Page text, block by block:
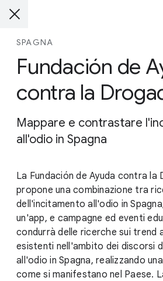
SPAGNA
Fundación de
contra la
Mappare e contrastare
all'odio in Spagna
La Fundación de Ayuda contra la
propone una combinazione tra
dell'incitamento all'odio in
un'app, e campagne ed eventi
condurrà delle ricerche sui trend
esistenti nell'ambito dei discorsi
all'odio in Spagna, realizzando
come si manifestano nel Paese.